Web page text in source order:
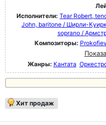
Исполнители: Tear Robert,
John, baritone / Ширли-
soprano /
Композиторы:
Жанры: Кантата
Хит продаж